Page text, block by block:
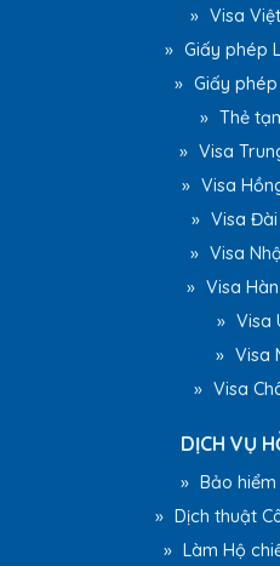
» Visa
» Giấy phép
» Giấy
» Thẻ
» Visa
» Visa
» Visa Đài
» Visa
» Visa
» Visa
» Visa
» Visa
DỊCH VỤ
»
Bảo
»
Dịch thuật
» Làm Hộ